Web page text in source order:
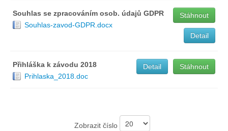
Setkání ČANY
Oznámení
Souhlas se zpracováním osob. údajů GDPR
Souhlas-zavod-GDPR.docx
Stáhnout
Detail
Přihláška k závodu 2018
Prihlaska_2018.doc
Stáhnout
Detail
Zobrazit číslo